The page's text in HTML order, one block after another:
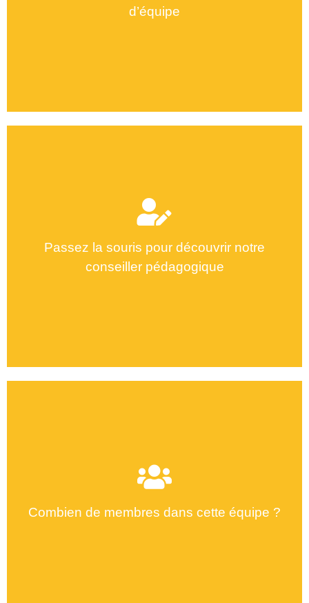
d’équipe
Passez la souris pour découvrir notre
conseiller pédagogique
Amen Riahi
Combien de membres dans cette équipe ?